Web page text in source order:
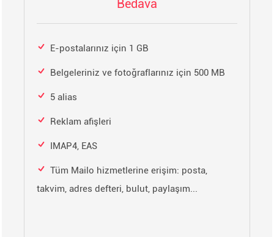
Bedava
E-postalarınız için 1 GB
Belgeleriniz ve fotoğraflarınız için 500 MB
5 alias
Reklam afişleri
IMAP4, EAS
Tüm Mailo hizmetlerine erişim: posta,
takvim, adres defteri, bulut, paylaşım...